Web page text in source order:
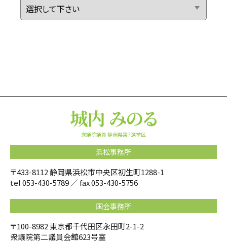
衆議院議員 静岡県第7選挙区
浜松事務所
〒433-8112 静岡県浜松市中央区初生町1288-1
tel053-430-5789 ／ fax 053-430-5756
国会事務所
〒100-8982 東京都千代田区永田町2-1-2
衆議院第二議員会館623号室